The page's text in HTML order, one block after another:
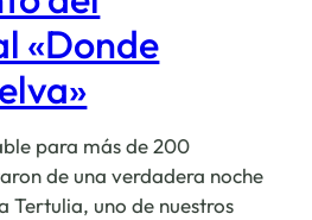
«Donde
para más de 200
de una verdadera noche
Tertulia, uno de nuestros